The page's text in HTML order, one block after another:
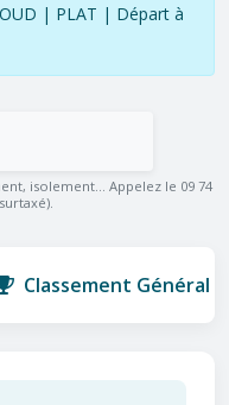
| PLAT | Départ à
isolement... Appelez le 09 74
Classement Général